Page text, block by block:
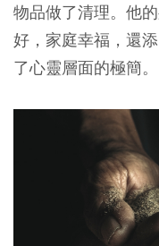
物品做了清理。他
好，家庭幸福，還
了心靈層面的極簡。